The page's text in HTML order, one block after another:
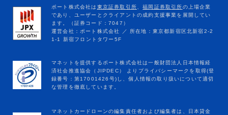
マネットカードローンの編集責任者および編集者は、日本貸金